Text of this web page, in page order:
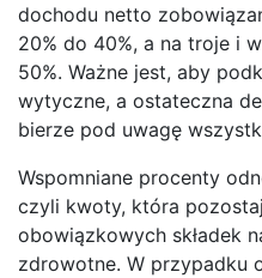
dochodu netto
20% do 40%, a na troje i
50%. Ważne jest, aby
wytyczne, a ostateczna
bierze pod uwagę
Wspomniane procenty
czyli kwoty, która
obowiązkowych składek
zdrowotne. W przypadku